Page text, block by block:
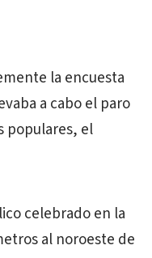
la encuesta
a cabo el paro
populares, el
celebrado en la
al noroeste de